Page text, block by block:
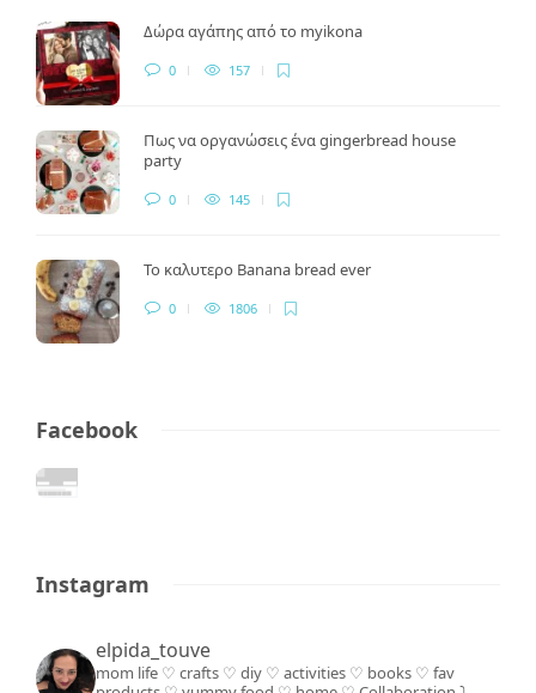
Δώρα αγάπης από το myikona
0 157
Πως να οργανώσεις ένα gingerbread house
party
0 145
Το καλυτερο Banana bread ever
0 1806
Facebook
Instagram
elpida_touve
mom life ♡ crafts ♡ diy ♡ activities ♡ books ♡ fav